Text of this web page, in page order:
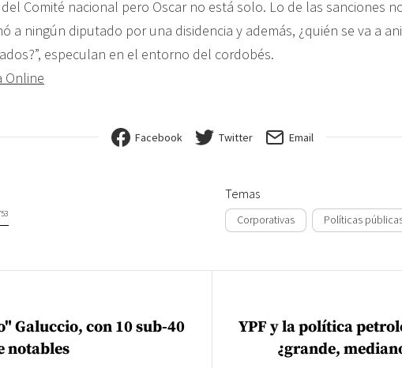
Comité nacional pero Oscar no está solo. Lo de las sanciones
a ningún diputado por una disidencia y además, ¿quién se va a
especulan en el entorno del cordobés.
Online
Facebook Twitter Email
Temas
Corporativas Políticas
Galuccio, con 10 sub-40
notables
YPF y la política
¿grande,